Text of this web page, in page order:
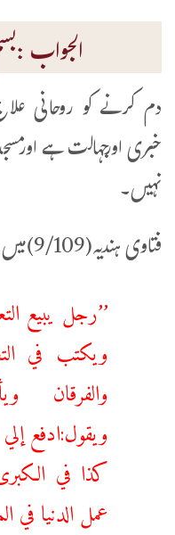
الجواب
دم کرنے کو روحانی
خبری اورجہالت ہے
نہیں۔
فتاوی ہندیہ(9/109)میں ہے:
’’رجل يبيع
ويكتب في
والفرقان
ويقول:ادفع
كذا في
عمل الدنيا في